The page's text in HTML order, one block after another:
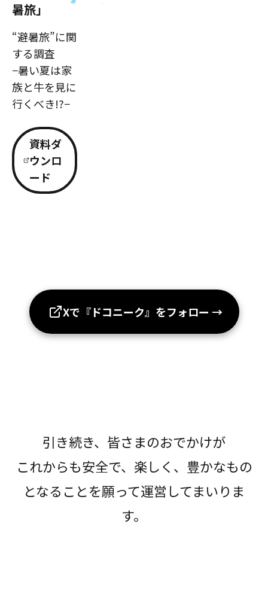
暑旅」
“避暑旅”に関
する調査
−暑い夏は家
族と牛を見に
行くべき!?−
資料ダ
ウンロ
ード
Xで『ドコニーク』をフォロー →
引き続き、皆さまのおでかけが
これからも安全で、楽しく、豊かなもの
となることを願って運営してまいりま
す。